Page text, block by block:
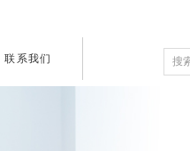
联系我们